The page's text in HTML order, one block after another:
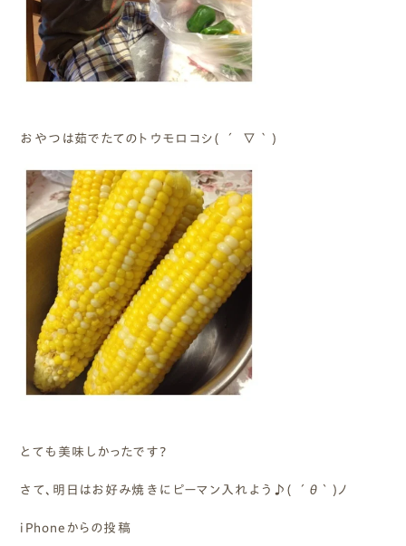
おやつは茹でたてのトウモロコシ( ´ ▽ ` )
とても美味しかったです?
さて、明日はお好み焼きにピーマン入れよう♪( ´θ｀)ノ
iPhoneからの投稿